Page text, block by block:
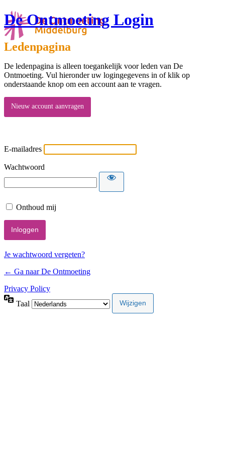
De Ontmoeting Login
Ledenpagina
De ledenpagina is alleen toegankelijk voor leden van De
Ontmoeting. Vul hieronder uw logingegevens in of klik op
onderstaande knop om een account aan te vragen.
Nieuw account aanvragen
E-mailadres
Wachtwoord
Onthoud mij
Je wachtwoord vergeten?
← Ga naar De Ontmoeting
Privacy Policy
Taal